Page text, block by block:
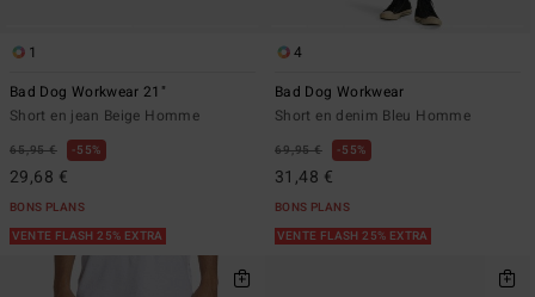
1
Bad Dog Workwear 21"
Short en jean Beige Homme
65,95 € 55%
29,68 €
BONS PLANS
VENTE FLASH 25% EXTRA
4
Bad Dog Workwear
Short en denim Bleu Homme
69,95 € 55%
31,48 €
BONS PLANS
VENTE FLASH 25% EXTRA